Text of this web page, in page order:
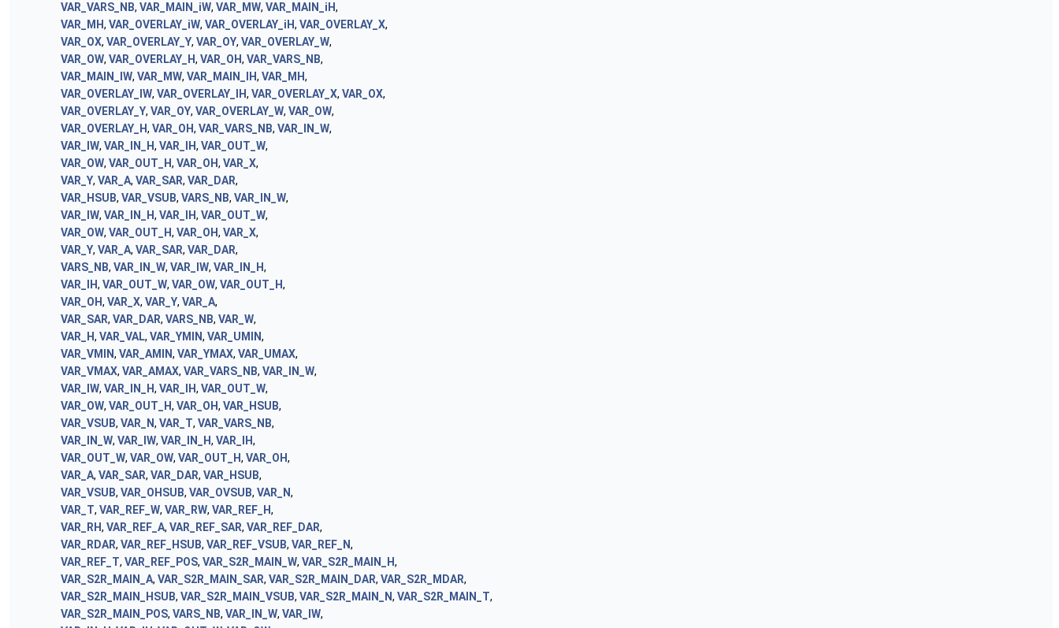
VAR_VARS_NB, VAR_MAIN_iW, VAR_MW, VAR_MAIN_iH,
VAR_MH, VAR_OVERLAY_iW, VAR_OVERLAY_iH, VAR_OVERLAY_X,
VAR_OX, VAR_OVERLAY_Y, VAR_OY, VAR_OVERLAY_W,
VAR_OW, VAR_OVERLAY_H, VAR_OH, VAR_VARS_NB,
VAR_MAIN_IW, VAR_MW, VAR_MAIN_IH, VAR_MH,
VAR_OVERLAY_IW, VAR_OVERLAY_IH, VAR_OVERLAY_X, VAR_OX,
VAR_OVERLAY_Y, VAR_OY, VAR_OVERLAY_W, VAR_OW,
VAR_OVERLAY_H, VAR_OH, VAR_VARS_NB, VAR_IN_W,
VAR_IW, VAR_IN_H, VAR_IH, VAR_OUT_W,
VAR_OW, VAR_OUT_H, VAR_OH, VAR_X,
VAR_Y, VAR_A, VAR_SAR, VAR_DAR,
VAR_HSUB, VAR_VSUB, VARS_NB, VAR_IN_W,
VAR_IW, VAR_IN_H, VAR_IH, VAR_OUT_W,
VAR_OW, VAR_OUT_H, VAR_OH, VAR_X,
VAR_Y, VAR_A, VAR_SAR, VAR_DAR,
VARS_NB, VAR_IN_W, VAR_IW, VAR_IN_H,
VAR_IH, VAR_OUT_W, VAR_OW, VAR_OUT_H,
VAR_OH, VAR_X, VAR_Y, VAR_A,
VAR_SAR, VAR_DAR, VARS_NB, VAR_W,
VAR_H, VAR_VAL, VAR_YMIN, VAR_UMIN,
VAR_VMIN, VAR_AMIN, VAR_YMAX, VAR_UMAX,
VAR_VMAX, VAR_AMAX, VAR_VARS_NB, VAR_IN_W,
VAR_IW, VAR_IN_H, VAR_IH, VAR_OUT_W,
VAR_OW, VAR_OUT_H, VAR_OH, VAR_HSUB,
VAR_VSUB, VAR_N, VAR_T, VAR_VARS_NB,
VAR_IN_W, VAR_IW, VAR_IN_H, VAR_IH,
VAR_OUT_W, VAR_OW, VAR_OUT_H, VAR_OH,
VAR_A, VAR_SAR, VAR_DAR, VAR_HSUB,
VAR_VSUB, VAR_OHSUB, VAR_OVSUB, VAR_N,
VAR_T, VAR_REF_W, VAR_RW, VAR_REF_H,
VAR_RH, VAR_REF_A, VAR_REF_SAR, VAR_REF_DAR,
VAR_RDAR, VAR_REF_HSUB, VAR_REF_VSUB, VAR_REF_N,
VAR_REF_T, VAR_REF_POS, VAR_S2R_MAIN_W, VAR_S2R_MAIN_H,
VAR_S2R_MAIN_A, VAR_S2R_MAIN_SAR, VAR_S2R_MAIN_DAR, VAR_S2R_MDAR,
VAR_S2R_MAIN_HSUB, VAR_S2R_MAIN_VSUB, VAR_S2R_MAIN_N, VAR_S2R_MAIN_T,
VAR_S2R_MAIN_POS, VARS_NB, VAR_IN_W, VAR_IW,